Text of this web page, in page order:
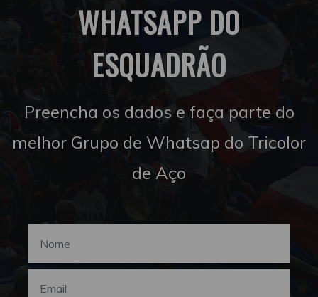
WHATSAPP DO
ESQUADRÃO
Preencha os dados e faça parte do
melhor Grupo de Whatsap do Tricolor
de Aço